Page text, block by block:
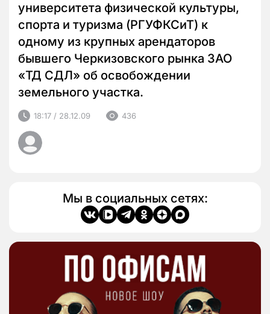
университета физической культуры,
спорта и туризма (РГУФКСиТ) к
одному из крупных арендаторов
бывшего Черкизовского рынка ЗАО
«ТД СДЛ» об освобождении
земельного участка.
18:17 / 28.12.09 436
Мы в социальных сетях: